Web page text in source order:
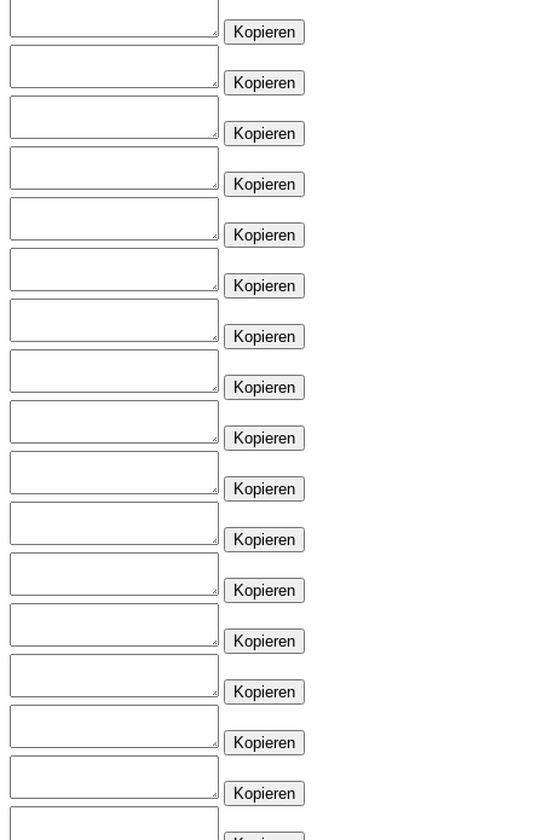
Kopieren
Kopieren
Kopieren
Kopieren
Kopieren
Kopieren
Kopieren
Kopieren
Kopieren
Kopieren
Kopieren
Kopieren
Kopieren
Kopieren
Kopieren
Kopieren